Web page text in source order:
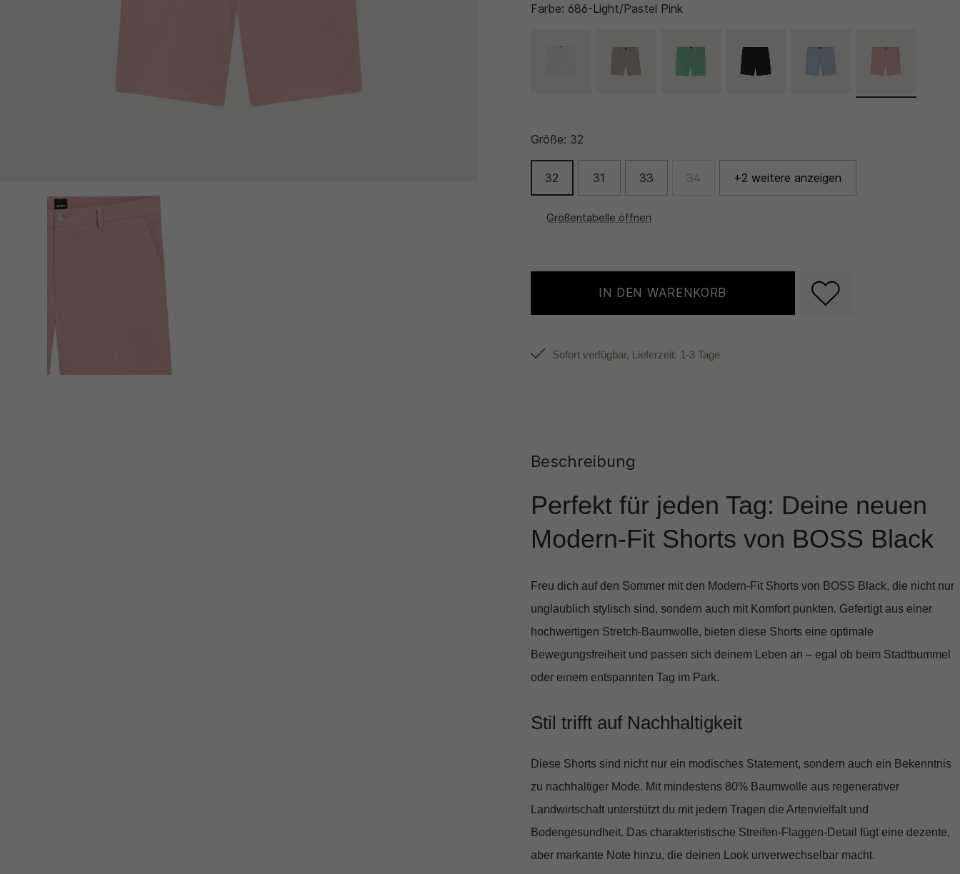
Farbe: 686-Light/Pastel Pink
Größe: 32
32 31 33 34 +2 weitere anzeigen
Größentabelle öffnen
IN DEN WARENKORB
Sofort verfügbar, Lieferzeit: 1-3 Tage
Beschreibung
Perfekt für jeden Tag: Deine neuen
Modern-Fit Shorts von BOSS Black
Freu dich auf den Sommer mit den Modern-Fit Shorts von BOSS Black, die nicht nur
unglaublich stylisch sind, sondern auch mit Komfort punkten. Gefertigt aus einer
hochwertigen Stretch-Baumwolle, bieten diese Shorts eine optimale
Bewegungsfreiheit und passen sich deinem Leben an – egal ob beim Stadtbummel
oder einem entspannten Tag im Park.
Stil trifft auf Nachhaltigkeit
Diese Shorts sind nicht nur ein modisches Statement, sondern auch ein Bekenntnis
zu nachhaltiger Mode. Mit mindestens 80% Baumwolle aus regenerativer
Landwirtschaft unterstützt du mit jedem Tragen die Artenvielfalt und
Bodengesundheit. Das charakteristische Streifen-Flaggen-Detail fügt eine dezente,
aber markante Note hinzu, die deinen Look unverwechselbar macht.